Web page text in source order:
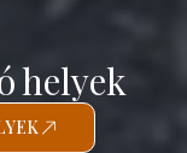
helyek